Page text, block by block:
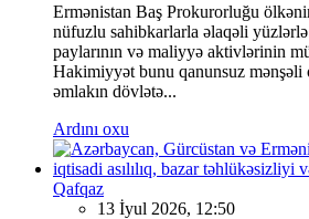
Ermənistan Baş Prokurorluğu
nüfuzlu sahibkarlarla əlaqəli yüzlərlə
paylarının və maliyyə aktivlərinin
Hakimiyyət bunu qanunsuz mənşəli
əmlakın dövlətə...
Ardını oxu
Qafqaz
13 İyul 2026, 12:50